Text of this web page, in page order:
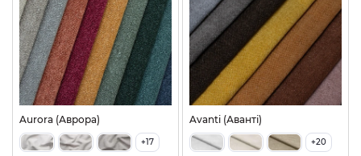
Aurora (Аврора)
+17
Avanti (Аванті)
+20